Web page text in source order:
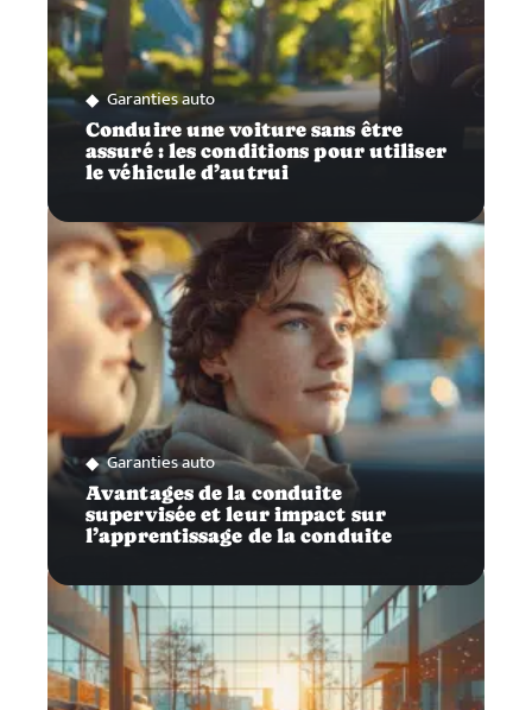
Garanties auto
Conduire une voiture sans être
assuré : les conditions pour utiliser
le véhicule d’autrui
Garanties auto
Avantages de la conduite
supervisée et leur impact sur
l’apprentissage de la conduite